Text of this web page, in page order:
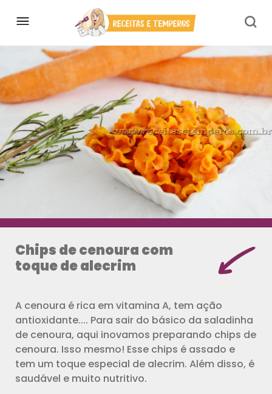
Chips de cenoura com
toque de alecrim
A cenoura é rica em vitamina A, tem ação
antioxidante.... Para sair do básico da saladinha
de cenoura, aqui inovamos preparando chips de
cenoura. Isso mesmo! Esse chips é assado e
tem um toque especial de alecrim. Além disso, é
saudável e muito nutritivo.